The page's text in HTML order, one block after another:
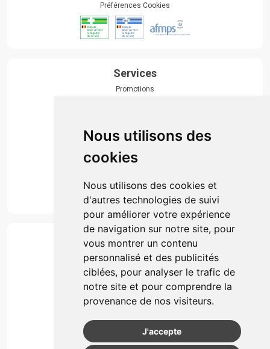
Nous utilisons des
cookies
Nous utilisons des cookies et
d'autres technologies de suivi
pour améliorer votre expérience
de navigation sur notre site, pour
vous montrer un contenu
personnalisé et des publicités
ciblées, pour analyser le trafic de
notre site et pour comprendre la
provenance de nos visiteurs.
J'accepte
Préférences Cookies
Services
Promotions
Actualités & conseils
Événements
Marques
Suivez-nous
Paiement
Simple, rapide et 100% sécurisé
Retrait & Livriason
Retrait en automate ou Locker
Livraison chez vous